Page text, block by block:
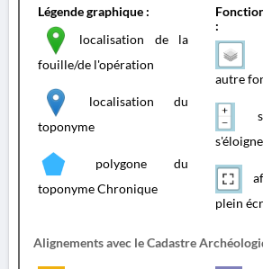
Légende graphique :
localisation de la
fouille/de l'opération
localisation du
toponyme
polygone du
toponyme Chronique
:
autre
plein
Alignements avec le Cadastre